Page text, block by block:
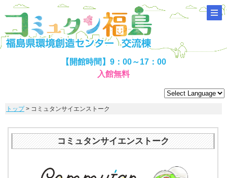
【開館時間】9：00～17：00
入館無料
トップ> コミュタンサイエンストーク
コミュタンサイエンストーク